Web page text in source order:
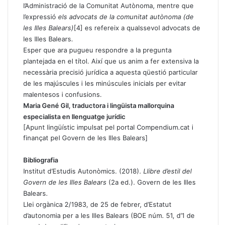
l’Administració de la Comunitat Autònoma, mentre que
l’expressió els advocats de la comunitat autònoma (de
les Illes Balears)[4] es refereix a qualssevol advocats de
les Illes Balears.
Esper que ara pugueu respondre a la pregunta
plantejada en el títol. Així que us anim a fer extensiva la
necessària precisió jurídica a aquesta qüestió particular
de les majúscules i les minúscules inicials per evitar
malentesos i confusions.
Maria Gené Gil, traductora i lingüista mallorquina
especialista en llenguatge jurídic
[Apunt lingüístic impulsat pel portal Compendium.cat i
finançat pel Govern de les Illes Balears]
Bibliografia
Institut d’Estudis Autonòmics. (2018). Llibre d’estil del
Govern de les Illes Balears (2a ed.). Govern de les Illes
Balears.
Llei orgànica 2/1983, de 25 de febrer, d’Estatut
d’autonomia per a les Illes Balears (BOE núm. 51, d’1 de